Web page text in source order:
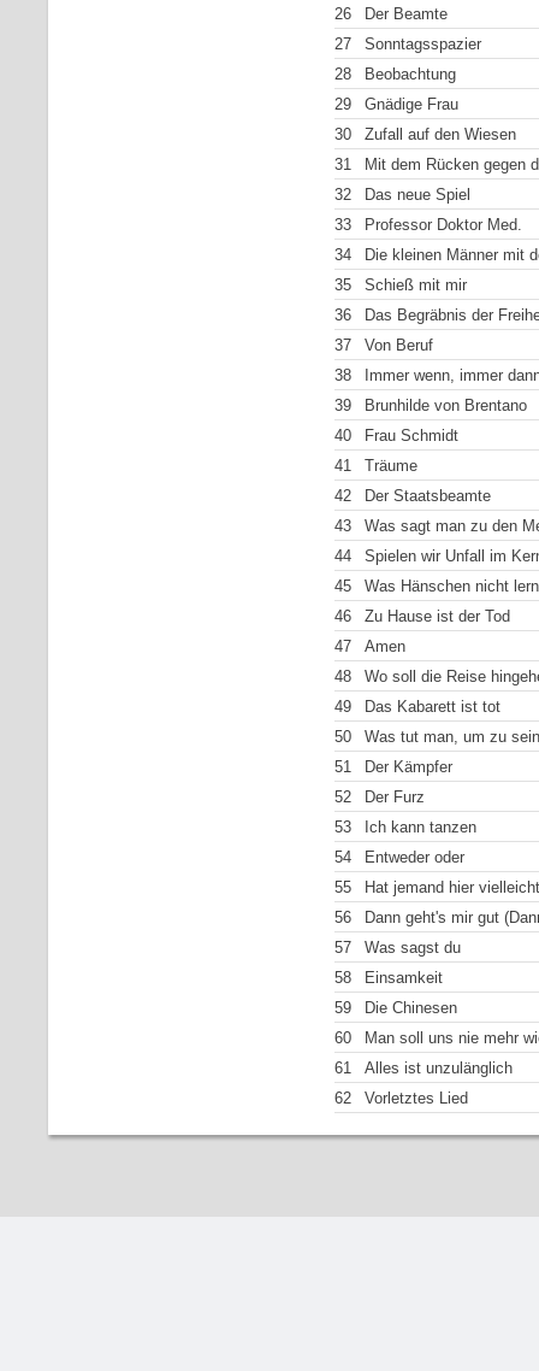
26
Der Beamte
27
Sonntagsspazier
28
Beobachtung
29
Gnädige Frau
30
Zufall auf den Wiesen
31
Mit dem Rücken gegen
32
Das neue Spiel
33
Professor Doktor Med.
34
Die kleinen Männer mit
35
Schieß mit mir
36
Das Begräbnis der
37
Von Beruf
38
Immer wenn, immer
39
Brunhilde von Brentano
40
Frau Schmidt
41
Träume
42
Der Staatsbeamte
43
Was sagt man zu den
44
Spielen wir Unfall im
45
Was Hänschen nicht
46
Zu Hause ist der Tod
47
Amen
48
Wo soll die Reise
49
Das Kabarett ist tot
50
Was tut man, um zu sein
51
Der Kämpfer
52
Der Furz
53
Ich kann tanzen
54
Entweder oder
55
Hat jemand hier
56
Dann geht's mir gut
57
Was sagst du
58
Einsamkeit
59
Die Chinesen
60
Man soll uns nie mehr
61
Alles ist unzulänglich
62
Vorletztes Lied